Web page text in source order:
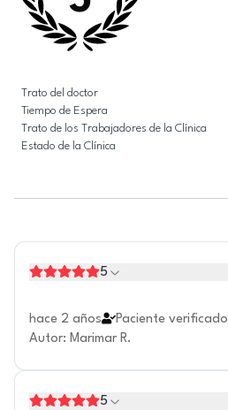
Trato del doctor
Tiempo de Espera
Trato de los Trabajadores de la Clínica
Estado de la Clínica
5
hace 2 años
Paciente verificado
Autor: Marimar R.
5